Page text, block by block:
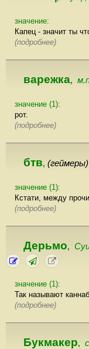
значение:
Капец - значит ты
(подробнее)
варежка,
значение (1):
рот.
(подробнее)
бтв, (геймеры)
значение (1):
Кстати, между
(подробнее)
Дерьмо,
значение (1):
Так называют
(подробнее)
Букмакер,